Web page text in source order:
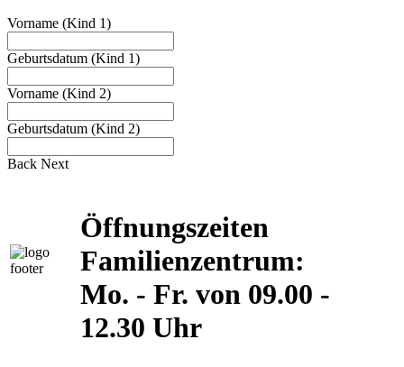
Vorname (Kind 1)
Geburtsdatum (Kind 1)
Vorname (Kind 2)
Geburtsdatum (Kind 2)
Back Next
Öffnungszeiten
Familienzentrum:
Mo. - Fr. von 09.00 -
12.30 Uhr